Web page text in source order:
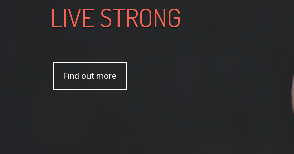
LIVE STRONG
Find out more